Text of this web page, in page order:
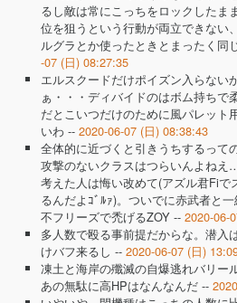
るし敵は常にこっちをロックしたま
位を狙うという行動が両立できない
ルグラとか使ったときとまったく同
-07 (日) 08:27:35
エルスクードだけポイズン入らない
ぁ・・・ディバイドのはボム持ちで
だとこいつだけのために風パレット
いわ -- 2020-06-07 (日) 08:38:43
全体的に近づくと引きうちするって
攻撃のないクラスはつらいんよね
考えた人は悔い改めて(アズル君Fiで
るんだよｺﾞﾙｧ)。ついでに赤武者と
不フリーズで禿げるZOY -- 2020-06-
多人数で殴る事前提だからな。潜入
けバフ来るし -- 2020-06-07 (日)
凍土と海岸の殲滅の自爆逃れバリー
あの無駄に高HPはなんなんだ --